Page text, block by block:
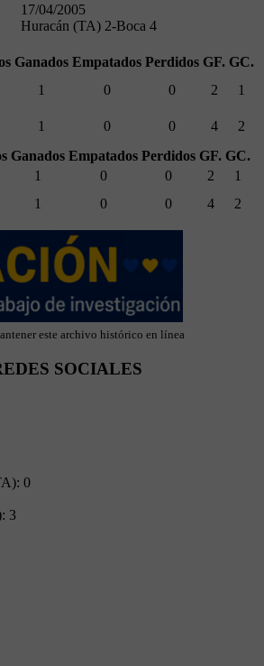
17/04/2005
Huracán (TA) 2-Boca 4
Ganados Empatados Perdidos GF. GC.
1 0 0 2
1
1 0 0 4
2
Ganados Empatados Perdidos GF. GC.
1 0 0 2
1
1 0 0 4 2
este archivo histórico en línea
SOCIALES
0
3